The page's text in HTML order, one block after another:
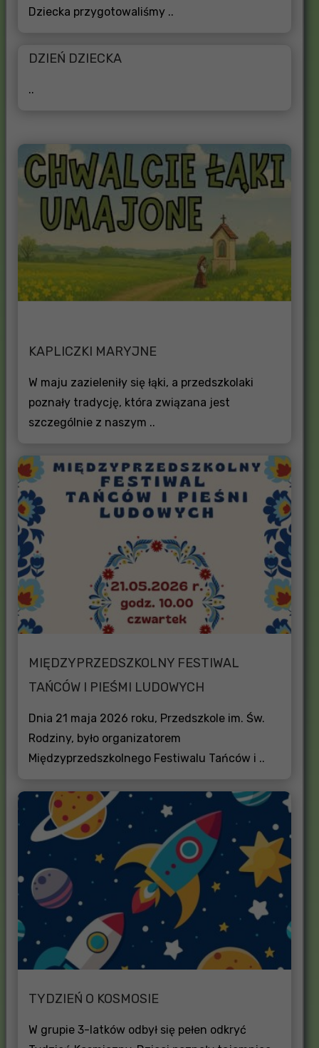
Dziecka przygotowaliśmy ..
DZIEŃ DZIECKA
..
KAPLICZKI MARYJNE
W maju zazieleniły się łąki, a przedszkolaki
poznały tradycję, która związana jest
szczególnie z naszym ..
MIĘDZYPRZEDSZKOLNY FESTIWAL
TAŃCÓW I PIEŚMI LUDOWYCH
Dnia 21 maja 2026 roku, Przedszkole im. Św.
Rodziny, było organizatorem
Międzyprzedszkolnego Festiwalu Tańców i ..
TYDZIEŃ O KOSMOSIE
W grupie 3-latków odbył się pełen odkryć